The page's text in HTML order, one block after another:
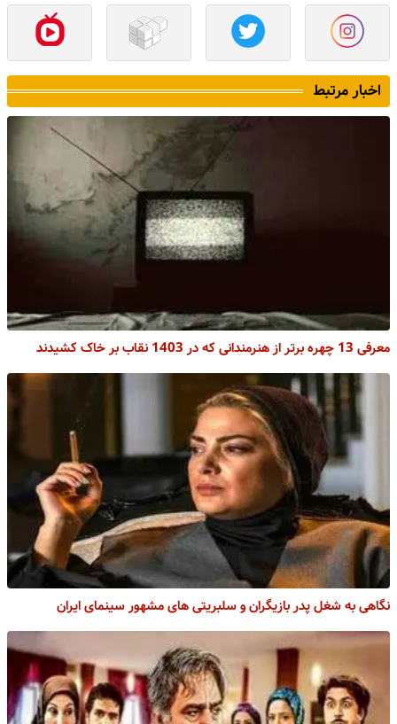
اخبار مرتبط
معرفی 13 چهره برتر از هنرمندانی که در 1403 نقاب بر خاک کشیدند
نگاهی به شغل پدر بازیگران و سلبریتی های مشهور سینمای ایران